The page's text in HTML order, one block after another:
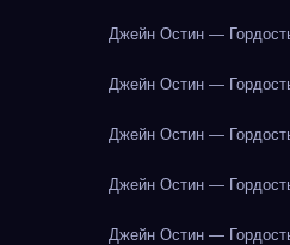
Джейн Остин —
Джейн Остин —
Джейн Остин —
Джейн Остин —
Джейн Остин —